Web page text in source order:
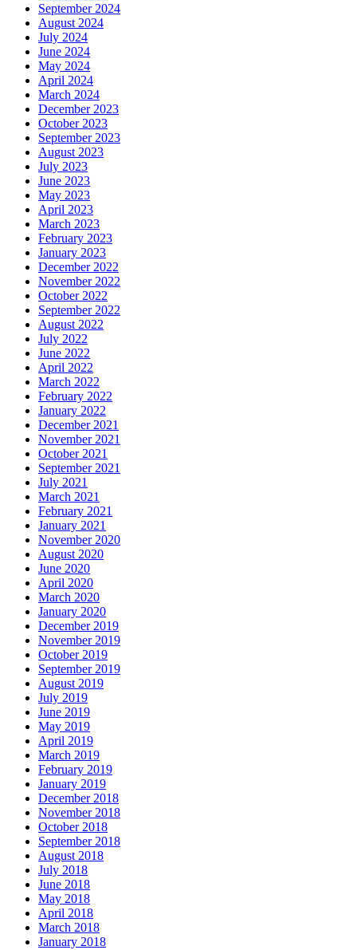
September 2024
August 2024
July 2024
June 2024
May 2024
April 2024
March 2024
December 2023
October 2023
September 2023
August 2023
July 2023
June 2023
May 2023
April 2023
March 2023
February 2023
January 2023
December 2022
November 2022
October 2022
September 2022
August 2022
July 2022
June 2022
April 2022
March 2022
February 2022
January 2022
December 2021
November 2021
October 2021
September 2021
July 2021
March 2021
February 2021
January 2021
November 2020
August 2020
June 2020
April 2020
March 2020
January 2020
December 2019
November 2019
October 2019
September 2019
August 2019
July 2019
June 2019
May 2019
April 2019
March 2019
February 2019
January 2019
December 2018
November 2018
October 2018
September 2018
August 2018
July 2018
June 2018
May 2018
April 2018
March 2018
January 2018